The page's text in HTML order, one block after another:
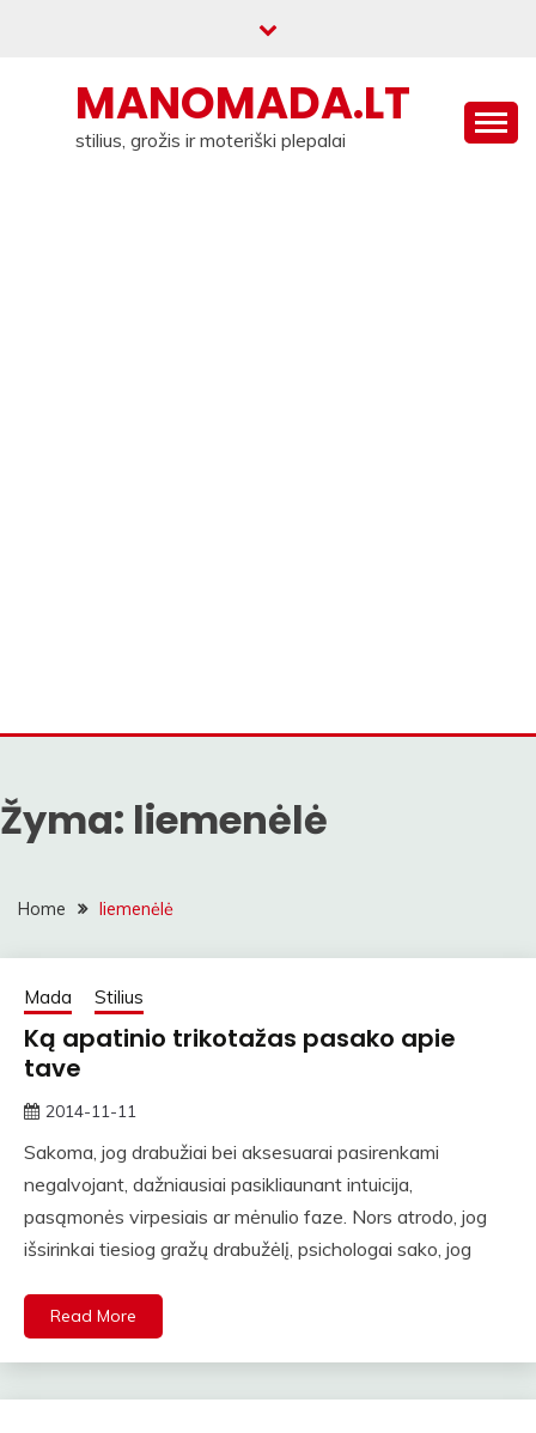
MANOMADA.LT
stilius, grožis ir moteriški plepalai
Žyma: liemenėlė
Home liemenėlė
Mada Stilius
Ką apatinio trikotažas pasako apie
tave
2014-11-11
Sakoma, jog drabužiai bei aksesuarai pasirenkami
negalvojant, dažniausiai pasikliaunant intuicija,
pasąmonės virpesiais ar mėnulio faze. Nors atrodo, jog
išsirinkai tiesiog gražų drabužėlį, psichologai sako, jog
Read More